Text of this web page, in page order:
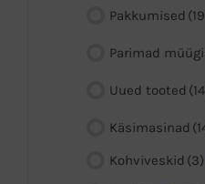
Pakkumised
Parimad
Uued tooted
Käsimasinad
Kohviveskid (3)